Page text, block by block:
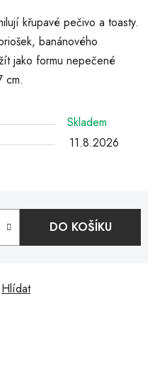
křupavé pečivo a toasty.
banánového
jako formu nepečené
cm.
Skladem
11.8.2026
DO KOŠÍKU
Hlídat